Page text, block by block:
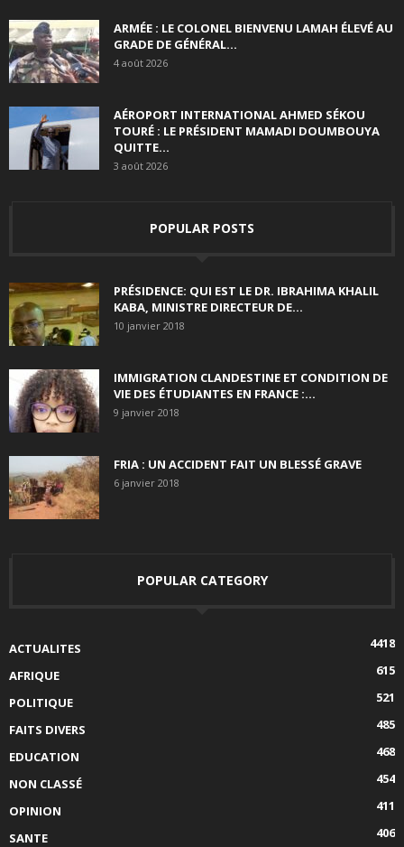
ARMÉE : LE COLONEL BIENVENU LAMAH ÉLEVÉ AU
GRADE DE GÉNÉRAL...
4 août 2026
AÉROPORT INTERNATIONAL AHMED SÉKOU
TOURÉ : LE PRÉSIDENT MAMADI DOUMBOUYA
QUITTE...
3 août 2026
POPULAR POSTS
PRÉSIDENCE: QUI EST LE DR. IBRAHIMA KHALIL
KABA, MINISTRE DIRECTEUR DE...
10 janvier 2018
IMMIGRATION CLANDESTINE ET CONDITION DE
VIE DES ÉTUDIANTES EN FRANCE :...
9 janvier 2018
FRIA : UN ACCIDENT FAIT UN BLESSÉ GRAVE
6 janvier 2018
POPULAR CATEGORY
ACTUALITES
4418
AFRIQUE
615
POLITIQUE
521
FAITS DIVERS
485
EDUCATION
468
NON CLASSÉ
454
OPINION
411
SANTE
406